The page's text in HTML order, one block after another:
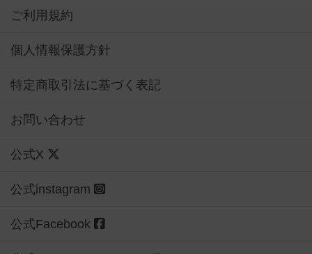
ご利用規約
個人情報保護方針
特定商取引法に基づく表記
お問い合わせ
公式X
公式instagram
公式Facebook